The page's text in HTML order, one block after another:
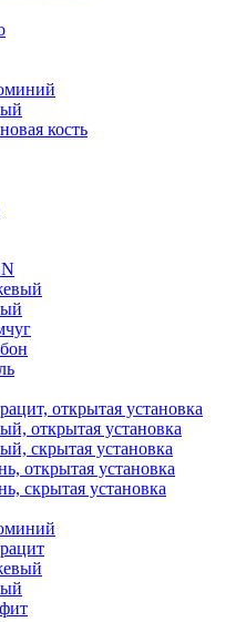
кость
открытая установка
открытая установка
скрытая установка
открытая установка
скрытая установка